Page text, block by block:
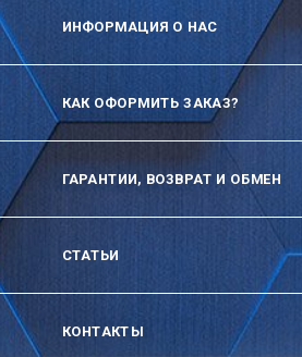
ИНФОРМАЦИЯ О НАС
КАК ОФОРМИТЬ ЗАКАЗ?
ГАРАНТИИ, ВОЗВРАТ И ОБМЕН
СТАТЬИ
КОНТАКТЫ